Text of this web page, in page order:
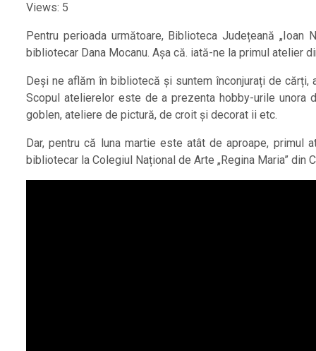
Views: 5
Pentru perioada următoare, Biblioteca Județeană
bibliotecar Dana Mocanu. Așa că. iată-ne la primul atelier
Deși ne aflăm în bibliotecă și suntem înconjurați de
Scopul atelierelor este de a prezenta hobby-urile
goblen, ateliere de pictură, de croit și decorat ii etc.
Dar, pentru că luna martie este atât de aproape, primul
bibliotecar la Colegiul Național de Arte „Regina Maria” din